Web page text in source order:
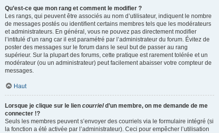
Qu’est-ce que mon rang et comment le modifier ?
Les rangs, qui peuvent être associés au nom d’utilisateur, indiquent le nombre
de messages postés ou identifient certains membres tels que les modérateurs
et administrateurs. En général, vous ne pouvez pas directement modifier
l’intitulé d’un rang car il est paramétré par l’administrateur du forum. Évitez de
poster des messages sur le forum dans le seul but de passer au rang
supérieur. Sur la plupart des forums, cette pratique est rarement tolérée et un
modérateur (ou un administrateur) peut facilement abaisser votre compteur de
messages.
Haut
Lorsque je clique sur le lien courrield’un membre, on me demande de me
connecter !?
Seuls les membres peuvent s’envoyer des courriels via le formulaire intégré (si
la fonction a été activée par l’administrateur). Ceci pour empêcher l’utilisation